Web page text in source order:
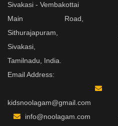
Sivakasi - Vembakottai
Main Road,
Sithurajapuram,
Sivakasi,
Tamilnadu, India.
Email Address:
kidsnoolagam@gmail.com
info@noolagam.com